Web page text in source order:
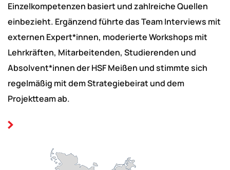
Einzelkompetenzen basiert und zahlreiche Quellen
einbezieht. Ergänzend führte das Team Interviews mit
externen Expert*innen, moderierte Workshops mit
Lehrkräften, Mitarbeitenden, Studierenden und
Absolvent*innen der HSF Meißen und stimmte sich
regelmäßig mit dem Strategiebeirat und dem
Projektteam ab.